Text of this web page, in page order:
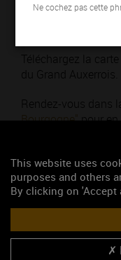
Ne cochez pas cette
Téléchargez la
du Grand Auxerrois.
Rendez-vous dans
Bourgogne"pour en
Thématique : Pour
Poids : 640,18 Ko
Ajouté le 20 janvier
This website uses
purposes and others
By clicking on 'Accept